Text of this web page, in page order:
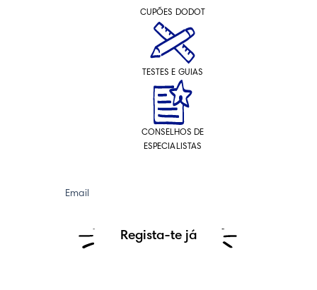
CUPÕES DODOT
TESTES E GUIAS
CONSELHOS DE
ESPECIALISTAS
Email
Regista-te já